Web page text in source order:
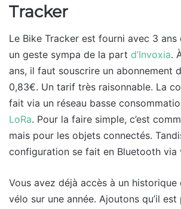
Tracker
Le Bike Tracker est fourni avec 3 ans
un geste sympa de la part d’Invoxia.
ans, il faut souscrire un abonnement
0,83€. Un tarif très raisonnable. La
fait via un réseau basse
LoRa. Pour la faire simple, c’est
mais pour les objets connectés.
configuration se fait en Bluetooth via
Vous avez déjà accès à un
vélo sur une année. Ajoutons qu’il